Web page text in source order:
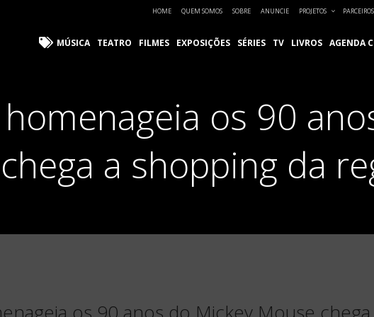
HOME QUEM SOMOS SOBRE ANUNCIE PROJETOS PARCEIROS
MÚSICA TEATRO FILMES EXPOSIÇÕES SÉRIES TV LIVROS AGENDA
os 90
a shopping da
os 90 anos do Mickey Mouse